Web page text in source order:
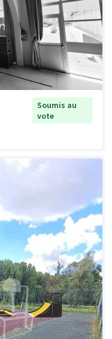
Soumis au
vote